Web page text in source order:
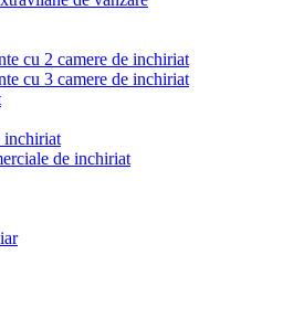
cu 2 camere de inchiriat
cu 3 camere de inchiriat
inchiriat
de inchiriat